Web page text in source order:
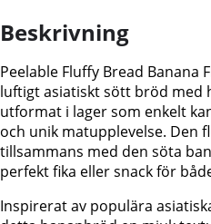
Beskrivning
Peelable Fluffy Bread Banana
luftigt asiatiskt sött bröd med
utformat i lager som enkelt
och unik matupplevelse. Den
tillsammans med den söta
perfekt fika eller snack för
Inspirerat av populära